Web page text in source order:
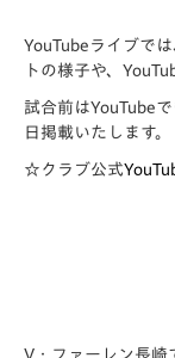
YouTube ライブで
トの様子や、
試合前はYouTube
日掲載いたします。
☆クラブ公式
V・ファーレン長崎